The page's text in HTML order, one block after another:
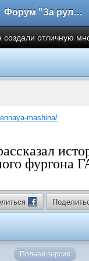
Форум "За рулем"
отличную
mashina/
фургона
Полная версия